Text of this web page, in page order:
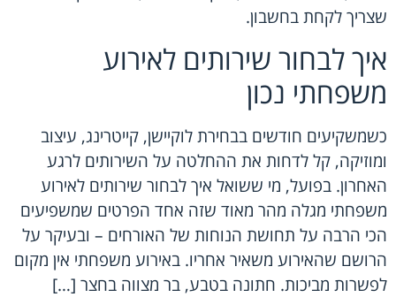
שצריך לקחת בחשבון.
איך לבחור שירותים לאירוע
משפחתי נכון
כשמשקיעים חודשים בבחירת לוקיישן, קייטרינג, עיצוב
ומוזיקה, קל לדחות את ההחלטה על השירותים לרגע
האחרון. בפועל, מי ששואל איך לבחור שירותים לאירוע
משפחתי מגלה מהר מאוד שזה אחד הפרטים שמשפיעים
הכי הרבה על תחושת הנוחות של האורחים – ובעיקר על
הרושם שהאירוע משאיר אחריו. באירוע משפחתי אין מקום
לפשרות מביכות. חתונה בטבע, בר מצווה בחצר […]